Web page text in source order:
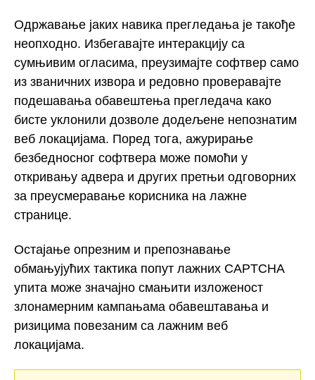
Одржавање јаких навика прегледања је такође
неопходно. Избегавајте интеракцију са
сумњивим огласима, преузимајте софтвер само
из званичних извора и редовно проверавајте
подешавања обавештења прегледача како
бисте уклонили дозволе додељене непознатим
веб локацијама. Поред тога, ажурирање
безбедносног софтвера може помоћи у
откривању адвера и других претњи одговорних
за преусмеравање корисника на лажне
странице.
Остајање опрезним и препознавање
обмањујућих тактика попут лажних CAPTCHA
упита може значајно смањити изложеност
злонамерним кампањама обавештавања и
ризицима повезаним са лажним веб
локацијама.